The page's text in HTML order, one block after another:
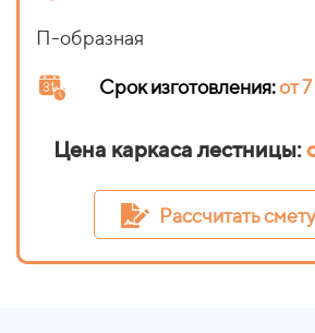
П-образная
Срок изготовления:от
Цена каркаса лестницы:
Рассчитать